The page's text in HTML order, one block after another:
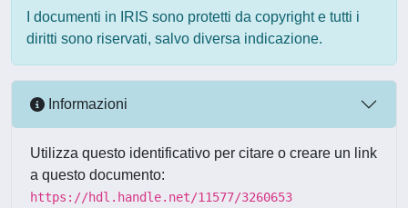
I documenti in IRIS sono protetti da copyright e tutti i
diritti sono riservati, salvo diversa indicazione.
Informazioni
Utilizza questo identificativo per citare o creare un link
a questo documento:
https://hdl.handle.net/11577/3260653